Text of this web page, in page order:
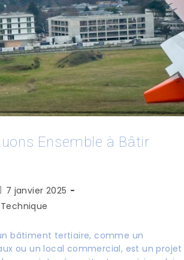
Ensemble à Bâtir
7 janvier 2025
Technique
bâtiment tertiaire, comme un
ou un local commercial, est un projet